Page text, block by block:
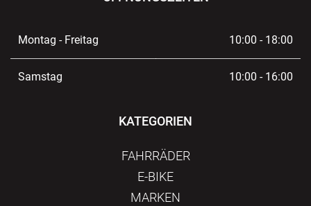
Montag - Freitag 10:00 - 18:00
Samstag 10:00 - 16:00
KATEGORIEN
FAHRRÄDER
E-BIKE
MARKEN